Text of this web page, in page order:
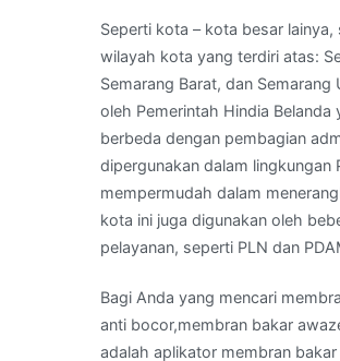
Seperti kota – kota besar
wilayah kota yang terdiri atas:
Semarang Barat, dan
oleh Pemerintah Hindia
berbeda dengan pembagian
dipergunakan dalam lingkungan
mempermudah dalam
kota ini juga digunakan oleh
pelayanan, seperti PLN dan
Bagi Anda yang mencari
anti bocor,membran bakar
adalah aplikator membran